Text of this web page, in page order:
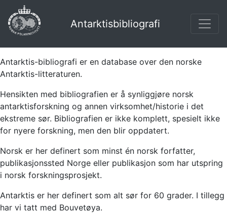
Antarktisbibliografi
Antarktis-bibliografi er en database over den norske
Antarktis-litteraturen.
Hensikten med bibliografien er å synliggjøre norsk
antarktisforskning og annen virksomhet/historie i det
ekstreme sør. Bibliografien er ikke komplett, spesielt ikke
for nyere forskning, men den blir oppdatert.
Norsk er her definert som minst én norsk forfatter,
publikasjonssted Norge eller publikasjon som har utspring
i norsk forskningsprosjekt.
Antarktis er her definert som alt sør for 60 grader. I tillegg
har vi tatt med Bouvetøya.